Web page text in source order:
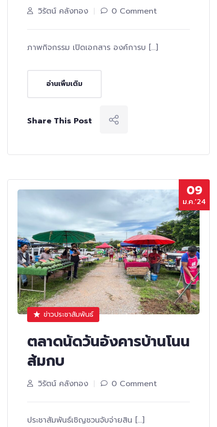
วิรัตน์ คลังทอง 0 Comment
ภาพกิจกรรม เปิดเอกสาร องค์การบ […]
อ่านเพิ่มเติม
Share This Post
09
ม.ค.’24
ข่าวประชาสัมพันธ์
ตลาดนัดวันอังคารบ้านโนน
ส้มกบ
วิรัตน์ คลังทอง 0 Comment
ประชาสัมพันธ์เชิญชวนจับจ่ายสิน […]